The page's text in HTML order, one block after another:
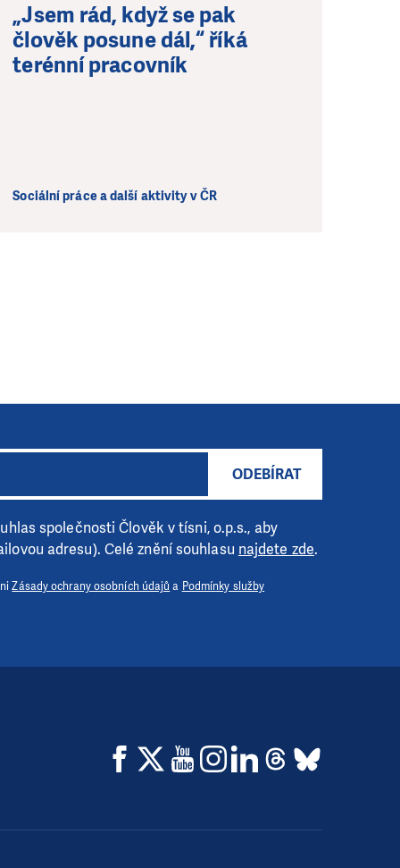
„Jsem rád, když se pak
člověk posune dál,“ říká
terénní pracovník
Sociální práce a další aktivity v ČR
ODEBÍRAT
společnosti Člověk v tísni, o.p.s., aby
adresu). Celé znění souhlasu najdete zde.
niZásady ochrany osobních údajů a Podmínky služby